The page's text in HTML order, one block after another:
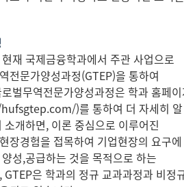
재 국제금융학과에서 주관 사업으로
전문가양성과정(GTEP)을 통하여
벌무역전문가양성과정은 학과 홈페
)를 통하여 더 자세히
개하면, 이론 중심으로 이루어진
장경험을 접목하여 기업현장의 요구에
성,공급하는 것을 목적으로 하는
은 학과의 정규 교과과정과 비정